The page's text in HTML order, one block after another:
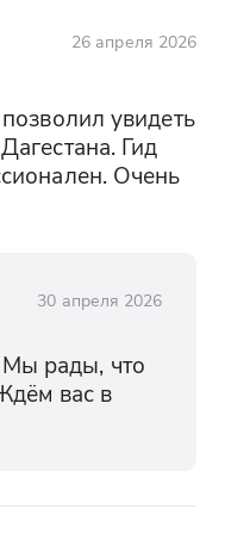
и вечер в
Гунибу,
Салтинскому
древними
в живописном
с богатой
значении в
Кавказа. Вас
связанными с
века.
26 апреля 2026
увидеть
Гид
Очень
30 апреля 2026
Мы рады, что
вас в